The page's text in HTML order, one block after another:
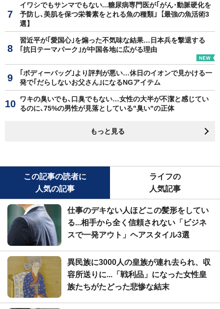
イワシでもサンマでもない...糖尿病専門医が｢がん･動脈硬化を
予防し､美肌を保つ栄養素をとれる魚の種類｣【最強の魚活術3
選】
習近平が｢愛国心｣を煽った不気味な結果…日本兵を撃退する
｢抗日テーマパーク｣が中国各地に広がる理由
｢ボディーバッグ｣より評判が悪い…休日のイオンで見かける一
発で｢だらしないお父さん｣になるNGアイテム
ワキの臭いでも､口臭でもない…女性の大半が不潔と感じてい
るのに､75%の男性が見落としている"臭い"の正体
もっと見る
この記事の読者に
人気の記事
ライフの
人気記事
仕事のデキない人ほどこの髪形をしてい
る...相手から全く信頼されない「ビジネ
スで一発アウト」ヘアスタイル3選
異民族に3000人の皇族が連れ去られ、収
容所送りに...「戦利品」になった女性皇
族たちがたどった悲惨な結末